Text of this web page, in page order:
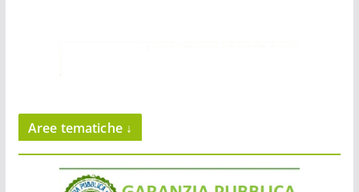
Aree tematiche ↓